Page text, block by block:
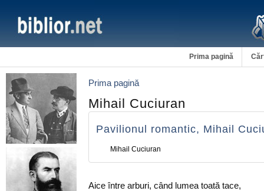
Prima pagină
Prima pagină
Mihail Cuciuran
Pavilionul romantic, Mihail
Mihail Cuciuran
Aice între arburi, când lumea toată tace,